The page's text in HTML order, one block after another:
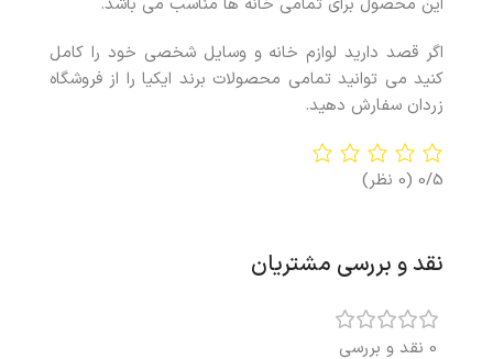
اگر قصد دارید لوازم خانه و وسایل شخصی خود را کامل
کنید می توانید تمامی محصولات برند ایکیا را از فروشگاه
زردان سفارش دهید.
0/5 (0 نظر)
نقد و بررسی مشتریان
0 نقد و بررسی